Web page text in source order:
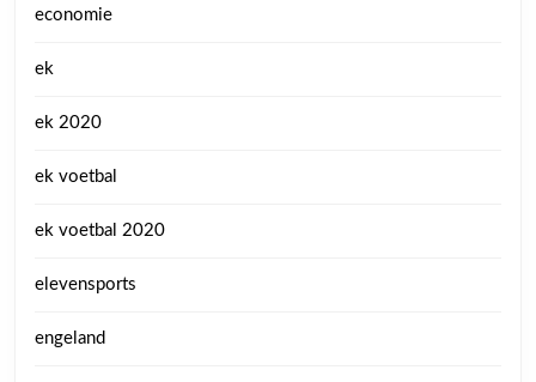
economie
ek
ek 2020
ek voetbal
ek voetbal 2020
elevensports
engeland